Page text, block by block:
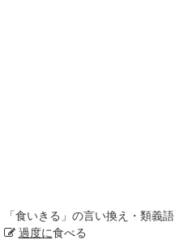
「食いきる 」の言い換え・類義語
過度に食べる